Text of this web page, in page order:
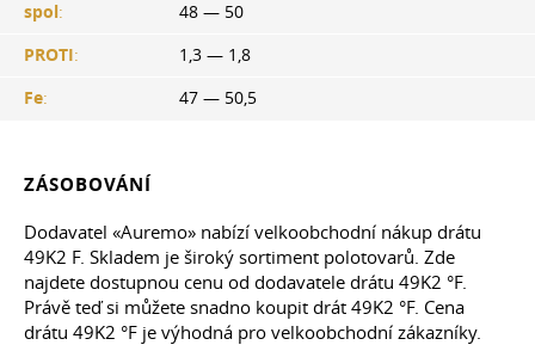
spol:
48 — 50
PROTI:
1,3 — 1,8
Fe: 47 — 50,5
ZÁSOBOVÁNÍ
Dodavatel «Auremo» nabízí velkoobchodní nákup drátu
49K2 F. Skladem je široký sortiment polotovarů. Zde
najdete dostupnou cenu od dodavatele drátu 49K2 °F.
Právě teď si můžete snadno koupit drát 49K2 °F. Cena
drátu 49K2 °F je výhodná pro velkoobchodní zákazníky.